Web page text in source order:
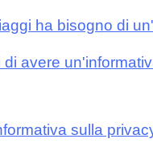
ha bisogno di
avere
sulla